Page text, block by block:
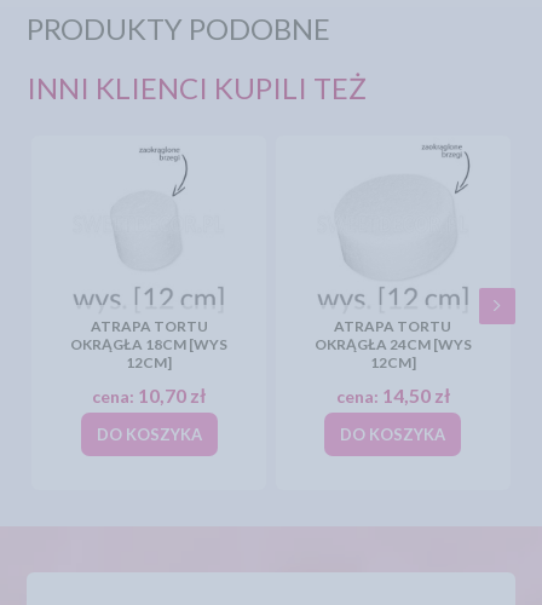
PRODUKTY PODOBNE
INNI KLIENCI KUPILI TEŻ
ATRAPA TORTU
OKRĄGŁA 18CM [WYS
12CM]
cena: 10,70 zł
DO KOSZYKA
ATRAPA TORTU
OKRĄGŁA 24CM [WYS
12CM]
cena: 14,50 zł
DO KOSZYKA